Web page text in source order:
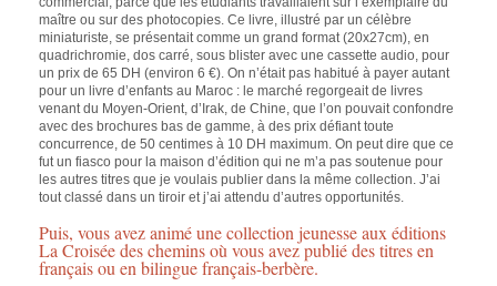
maître ou sur des photocopies. Ce livre, illustré par un célèbre
miniaturiste, se présentait comme un grand format (20x27cm), en
quadrichromie, dos carré, sous blister avec une cassette audio, pour
un prix de 65 DH (environ 6 €). On n’était pas habitué à payer autant
pour un livre d’enfants au Maroc : le marché regorgeait de livres
venant du Moyen-Orient, d’Irak, de Chine, que l’on pouvait confondre
avec des brochures bas de gamme, à des prix défiant toute
concurrence, de 50 centimes à 10 DH maximum. On peut dire que ce
fut un fiasco pour la maison d’édition qui ne m’a pas soutenue pour
les autres titres que je voulais publier dans la même collection. J’ai
tout classé dans un tiroir et j’ai attendu d’autres opportunités.
Puis, vous avez animé une collection jeunesse aux éditions
La Croisée des chemins où vous avez publié des titres en
français ou en bilingue français-berbère.